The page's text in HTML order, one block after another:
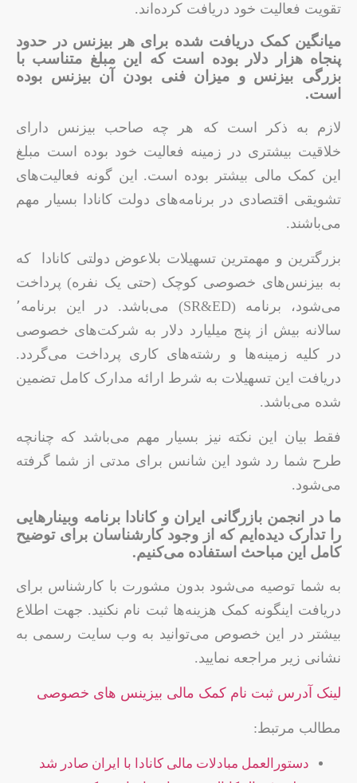
تقویت فعالیت خود دریافت کرده‌اند.
میانگین کمک دریافت شده برای هر بیزنس در حدود
پنجاه هزار دلار بوده است که این مبلغ متناسب با
بزرگی بیزنس و میزان فنی بودن آن بیزنس بوده
است.
لازم به ذکر است که هر چه صاحب بیزنس دارای
خلاقیت بیشتری در زمینه فعالیت خود بوده است مبلغ
این کمک مالی بیشتر بوده است. این گونه فعالیت‌های
تشویقی اقتصادی در برنامه‌های دولت کانادا بسیار مهم
می‌باشند.
بزرگترین و مهمترین تسهیلات بلاعوض دولتی کانادا که
به بیزنس‌های خصوصی کوچک (حتی یک نفره) پرداخت
می‌شود، برنامه (SR&ED) می‌باشد. در این برنامه٬
سالانه بیش از پنج میلیارد دلار به شرکت‌های خصوصی
در کلیه زمینه‌ها و رشته‌های کاری پرداخت می‌گردد.
دریافت این تسهیلات به شرط ارائه مدارک کامل تضمین
شده می‌باشد.
فقط بیان این نکته نیز بسیار مهم می‌باشد که چنانچه
طرح شما رد شود این شانس برای مدتی از شما گرفته
می‌شود.
ما در انجمن بازرگانی ایران و کانادا برنامه وبینارهایی
را تدارک دیده‌ایم که از وجود کارشناسان برای توضیح
کامل این مباحث استفاده می‌کنیم.
به شما توصیه می‌شود بدون مشورت با کارشناس برای
دریافت اینگونه کمک هزینه‌ها ثبت نام نکنید. جهت اطلاع
بیشتر در این خصوص می‌توانید به وب سایت رسمی به
نشانی زیر مراجعه نمایید.
لینک آدرس ثبت نام کمک مالی بیزینس های خصوصی
مطالب مرتبط:
دستورالعمل مبادلات مالی کانادا با ایران صادر شد